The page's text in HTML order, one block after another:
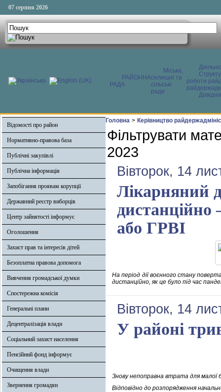
07 серпня 2026
РАЙОННА
РАДА
Міська,
селищні та
сільські
ради
роботи
Відомості про район
Нормативно-правова база
Публічні закупівлі
Публічна інформація
Запобігання проявам корупції
Державний реєстр виборців
Центр зайнятості інформує
Оголошення
Захист прав та інтересів дітей
Безоплатна правова допомога
Вивчення громадської думки
Спостережна комісія
Генеральні плани
Децентралізація влади
Соціальний захист населення
Пенсійний фонд інформує
Очищення влади
Звернення громадян
Головна > Керівництво
Фільтрувати
2023
Вівторок, 14
Лікарняний
або ГРВІ
На період дії воєнного стану
дистанційно, як це було під час
Вівторок, 14
У районі
Знову непоправна втрата для малої
Відповідно до розпорядження